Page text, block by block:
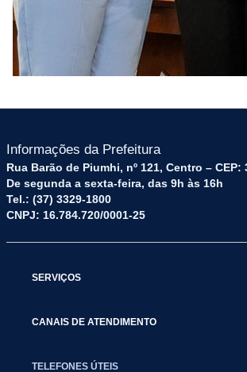
Informações da Prefeitura
Rua Barão de Piumhi, nº 121, Centro – CEP:
De segunda a sexta-feira, das 9h às 16h
Tel.: (37) 3329-1800
CNPJ: 16.784.720/0001-25
SERVIÇOS
CANAIS DE ATENDIMENTO
TELEFONES ÚTEIS